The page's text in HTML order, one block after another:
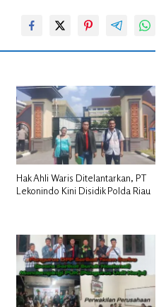
Hak Ahli Waris Ditelantarkan, PT
Lekonindo Kini Disidik Polda Riau